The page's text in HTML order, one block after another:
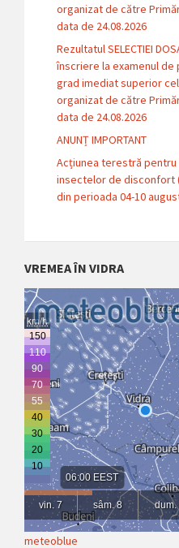
organizat de către
data de 24.08.2026
Rezultatul SELECTIEI
înscriere la examenul de
grad imediat superior
organizat de către
data de 24.08.2026
ANUNȚ IMPORTANT
Acțiunea terestră
insectelor de disconfort
din perioada 04-10
VREMEA ÎN VIDRA
meteoblue